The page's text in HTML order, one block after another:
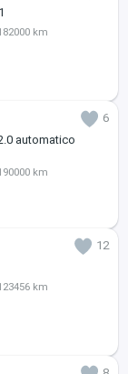
km
6
automatico
km
12
km